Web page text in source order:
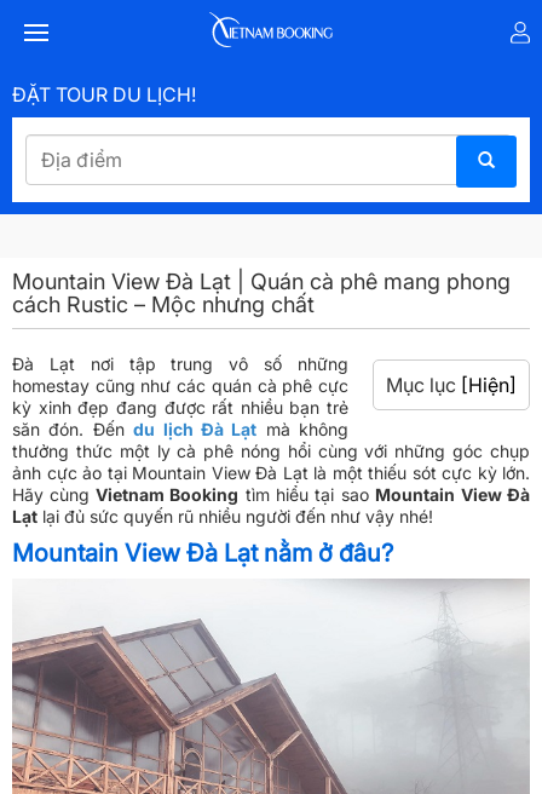
ĐẶT TOUR DU LỊCH!
Mountain View Đà Lạt | Quán cà phê mang phong
cách Rustic – Mộc nhưng chất
Mục lục [Hiện]
Đà Lạt nơi tập trung vô số những
homestay cũng như các quán cà phê cực
kỳ xinh đẹp đang được rất nhiều bạn trẻ
săn đón. Đếndu lịch Đà Lạt mà không
thưởng thức một ly cà phê nóng hổi cùng với những góc chụp
ảnh cực ảo tại Mountain View Đà Lạt là một thiếu sót cực kỳ lớn.
Hãy cùng Vietnam Booking tìm hiểu tại sao Mountain View Đà
Lạt lại đủ sức quyến rũ nhiều người đến như vậy nhé!
Mountain View Đà Lạt nằm ở đâu?